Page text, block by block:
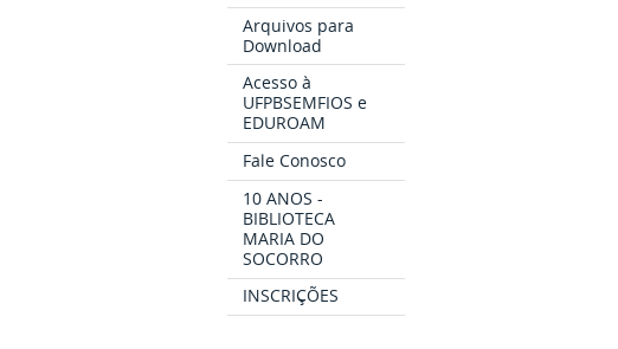
Arquivos para
Download
Acesso à
UFPBSEMFIOS e
EDUROAM
Fale Conosco
10 ANOS -
BIBLIOTECA
MARIA DO
SOCORRO
INSCRIÇÕES